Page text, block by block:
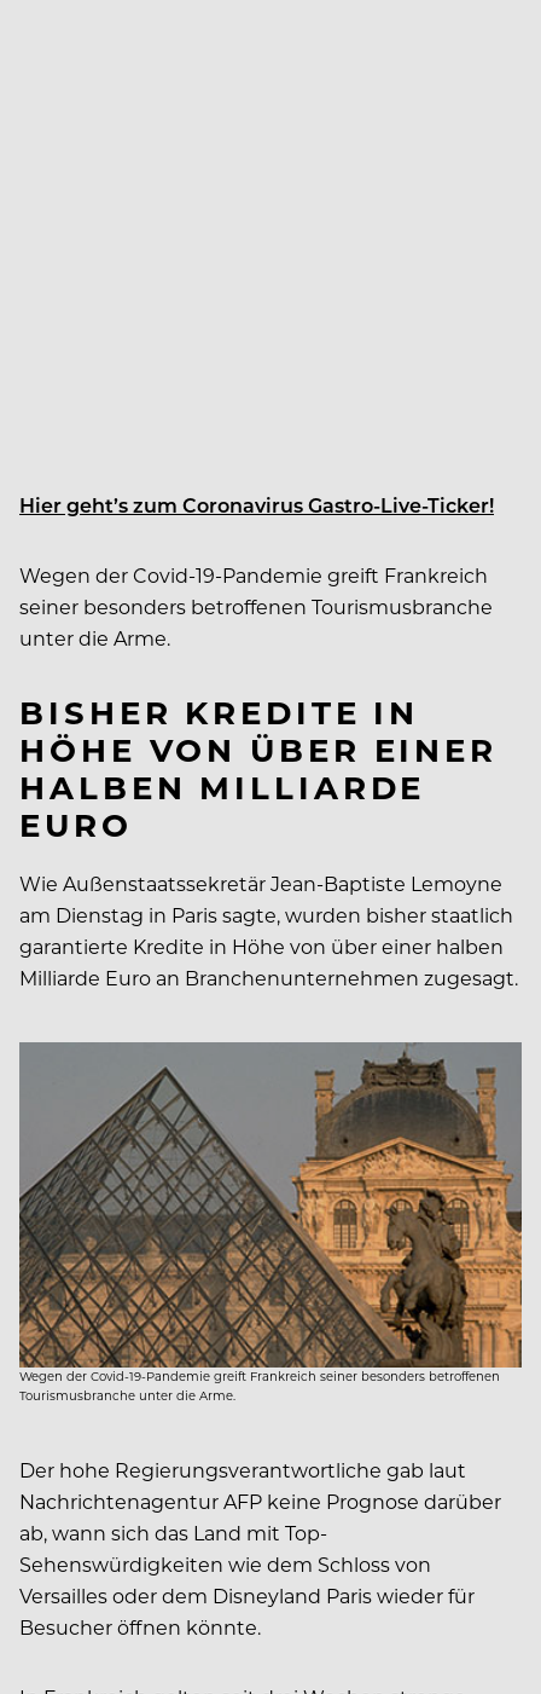
Hier geht’s zum Coronavirus Gastro-Live-Ticker!
Wegen der Covid-19-Pandemie greift Frankreich
seiner besonders betroffenen Tourismusbranche
unter die Arme.
BISHER KREDITE IN
HÖHE VON ÜBER EINER
HALBEN MILLIARDE
EURO
Wie Außenstaatssekretär Jean-Baptiste Lemoyne
am Dienstag in Paris sagte, wurden bisher staatlich
garantierte Kredite in Höhe von über einer halben
Milliarde Euro an Branchenunternehmen zugesagt.
Wegen der Covid-19-Pandemie greift Frankreich seiner besonders betroffenen
Tourismusbranche unter die Arme.
Der hohe Regierungsverantwortliche gab laut
Nachrichtenagentur AFP keine Prognose darüber
ab, wann sich das Land mit Top-
Sehenswürdigkeiten wie dem Schloss von
Versailles oder dem Disneyland Paris wieder für
Besucher öffnen könnte.